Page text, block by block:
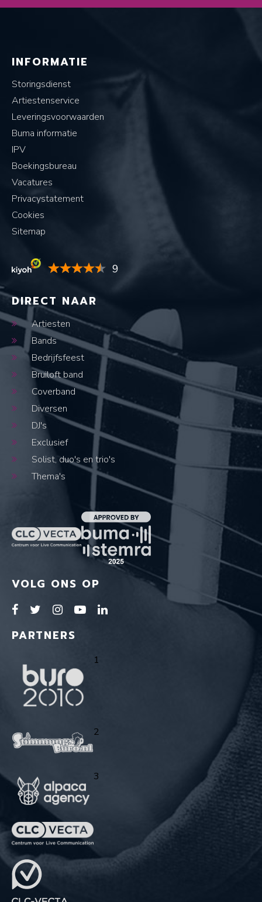
INFORMATIE
Storingsdienst
Artiestenservice
Leveringsvoorwaarden
Buma informatie
IPV
Boekingsbureau
Vacatures
Privacystatement
Cookies
Sitemap
9
DIRECT NAAR
Artiesten
Bands
Bedrijfsfeest
Bruiloft band
Coverband
Diversen
DJ's
Exclusief
Solist, duo's en trio's
Thema's
VOLG ONS OP
PARTNERS
1
2
3